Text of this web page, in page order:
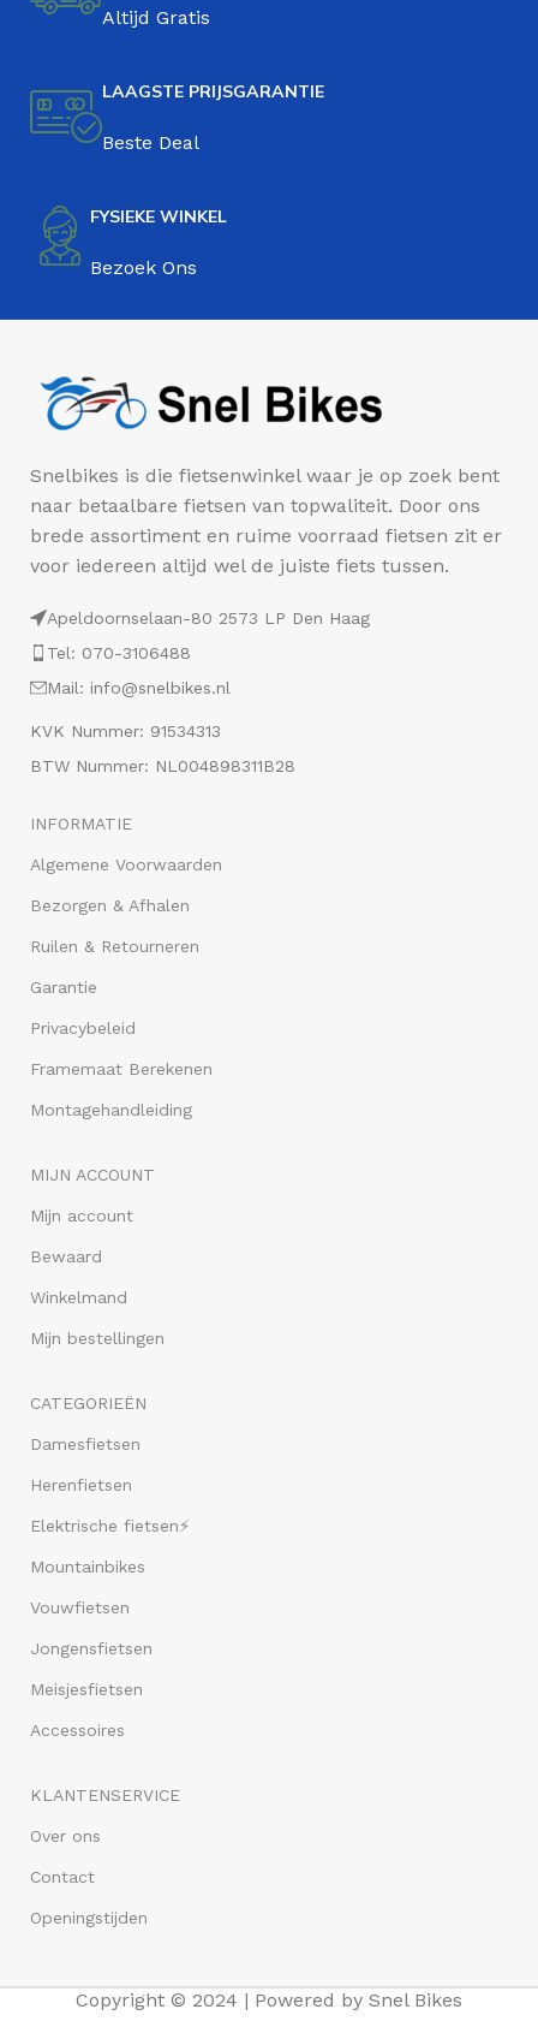
Altijd Gratis
LAAGSTE PRIJSGARANTIE
Beste Deal
FYSIEKE WINKEL
Bezoek Ons
Snelbikes is die fietsenwinkel waar je op zoek bent
naar betaalbare fietsen van topwaliteit. Door ons
brede assortiment en ruime voorraad fietsen zit er
voor iedereen altijd wel de juiste fiets tussen.
Apeldoornselaan-80 2573 LP Den Haag
Tel: 070-3106488
Mail: info@snelbikes.nl
KVK Nummer: 91534313
BTW Nummer: NL004898311B28
INFORMATIE
Algemene Voorwaarden
Bezorgen & Afhalen
Ruilen & Retourneren
Garantie
Privacybeleid
Framemaat Berekenen
Montagehandleiding
MIJN ACCOUNT
Mijn account
Bewaard
Winkelmand
Mijn bestellingen
CATEGORIEËN
Damesfietsen
Herenfietsen
Elektrische fietsen⚡
Mountainbikes
Vouwfietsen
Jongensfietsen
Meisjesfietsen
Accessoires
KLANTENSERVICE
Over ons
Contact
Openingstijden
Copyright © 2024 | Powered by Snel Bikes